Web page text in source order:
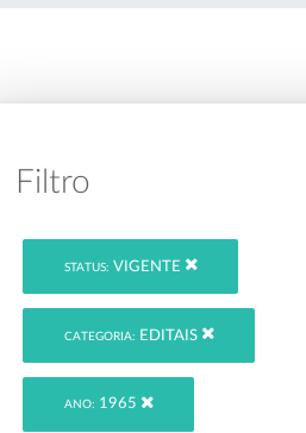
Filtro
STATUS: VIGENTE
CATEGORIA: EDITAIS
ANO: 1965